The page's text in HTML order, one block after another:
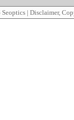
Seoptics | Disclaimer,